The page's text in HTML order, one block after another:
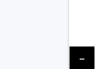
-